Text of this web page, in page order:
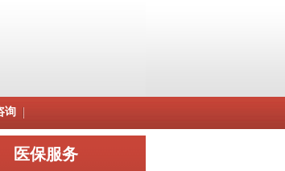
询
医保服务